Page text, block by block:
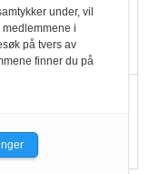
større
under, vil
i
på tvers av
finner du på